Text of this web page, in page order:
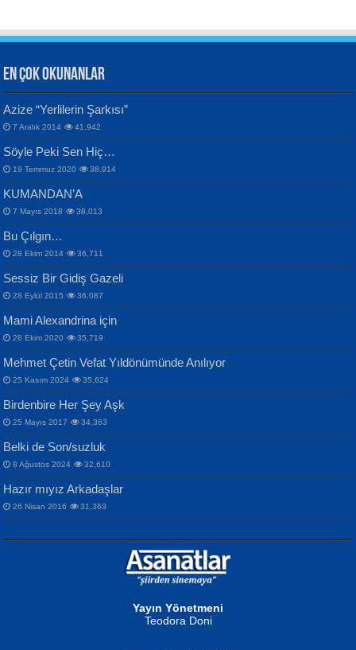
VAHDETTİN YİĞİTCAN
Samimiyet Nedir?...
İPEK ACAR SERT
Gazze’nin Şecaati, Ümmetin İmtihanı...
MAHMUT GÜRBÜZ
İbrahim Olmak ve Bitirebilmek...
NURAN KÖSE BAYDAR
Bülent Sağlam
Mescid-i Aksâ Üstüne Ay!...
Selahattin Yıldız
İdrakimle Üşürken...
Songül Özel
Mahzen...
Ben Deniz Değilim ki...
CAHİT SITKI TARANCI
Otuz Beş Yaş Şiiri...
ERDEM BAYAZIT
Sana, Bana, Vatanıma, Ülkemin
İnsanlarına Dair...
NAZIM HİKMET RAN
Bir Cezaevinde, Tecritteki Adamın
Mektupları...
EN ÇOK OKUNANLAR
Azize “Yerlilerin Şarkısı”
7 Aralık 2014 41,942
Söyle Peki Sen Hiç…
19 Temmuz 2020 38,914
KUMANDAN’A
7 Mayıs 2018 38,013
Bu Çılgın…
28 Ekim 2014 36,711
Sessiz Bir Gidiş Gazeli
28 Eylül 2015 36,087
Mami Alexandrina için
28 Ekim 2020 35,719
Mehmet Çetin Vefat Yıldönümünde Anılıyor
25 Kasım 2024 35,624
Birdenbire Her Şey Aşk
25 Mayıs 2017 34,363
Belki de Son/suzluk
8 Ağustos 2024 32,610
Hazır mıyız Arkadaşlar
26 Nisan 2016 31,363
Yayın Yönetmeni
Teodora Doni